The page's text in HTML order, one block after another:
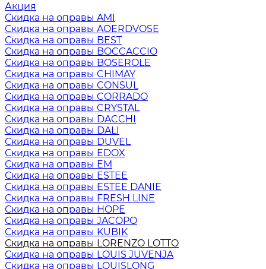
Акция
Скидка на оправы AMI
Скидка на оправы AOERDVOSE
Скидка на оправы BEST
Скидка на оправы BOCCACCIO
Скидка на оправы BOSEROLE
Скидка на оправы CHIMAY
Скидка на оправы CONSUL
Скидка на оправы CORRADO
Скидка на оправы CRYSTAL
Скидка на оправы DACCHI
Скидка на оправы DALI
Скидка на оправы DUVEL
Скидка на оправы EDOX
Скидка на оправы EM
Скидка на оправы ESTEE
Скидка на оправы ESTEE DANIE
Скидка на оправы FRESH LINE
Скидка на оправы HOPE
Скидка на оправы JACOPO
Скидка на оправы KUBIK
Скидка на оправы LORENZO LOTTO
Скидка на оправы LOUIS JUVENJA
Скидка на оправы LOUISLONG